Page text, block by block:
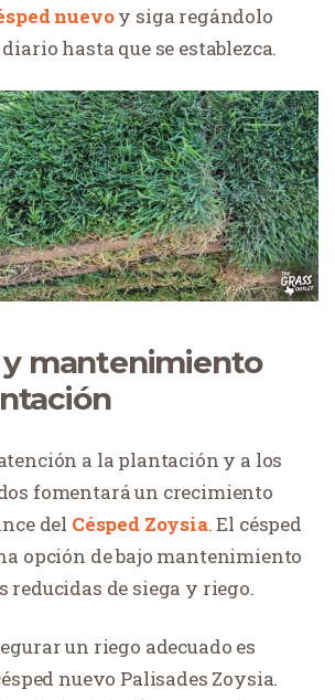
nuevoy siga regándolo
hasta que se establezca.
y mantenimiento
a la plantación y a los
fomentará un crecimiento
del Césped Zoysia. El césped
opción de bajo mantenimiento
reducidas de siega y riego.
un riego adecuado es
nuevo Palisades Zoysia.